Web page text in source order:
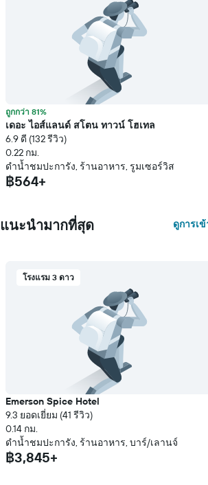
ถูกกว่า 81%
เดอะ ไอส์แลนด์ สโตน ทาวน์ โฮเทล
6.9 ดี (132 รีวิว)
0.22 กม.
ดำน้ำชมปะการัง, ร้านอาหาร, รูมเซอร์วิส
฿564+
แนะนำมากที่สุด
ดูการเ
โรงแรม 3 ดาว
Emerson Spice Hotel
9.3 ยอดเยี่ยม (41 รีวิว)
0.14 กม.
ดำน้ำชมปะการัง, ร้านอาหาร, บาร์/เลานจ์
฿3,845+